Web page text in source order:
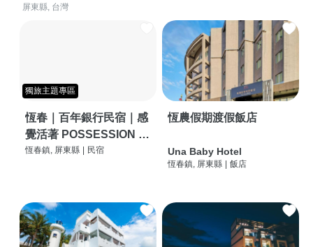
屏東縣, 台灣
獨旅主題專區
恆春｜百年銀行民宿｜感
覺活著 POSSESSION |
背包客棧 | 恆春必住特色
恆春鎮, 屏東縣 民宿
恆農假期渡假飯店
Una Baby Hotel
恆春鎮, 屏東縣 飯店